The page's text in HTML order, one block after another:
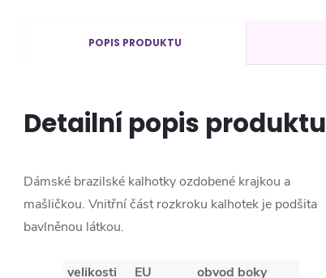
POPIS PRODUKTU
Detailní popis produktu
Dámské brazilské kalhotky ozdobené krajkou a
mašličkou. Vnitřní část rozkroku kalhotek je podšita
bavlněnou látkou.
velikosti EU
obvod boky